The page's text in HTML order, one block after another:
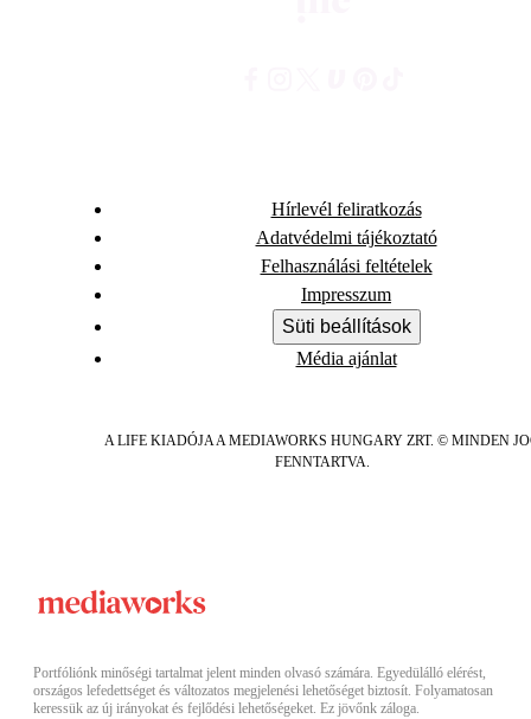
Hírlevél feliratkozás
Adatvédelmi tájékoztató
Felhasználási feltételek
Impresszum
Süti beállítások
Média ajánlat
A LIFE KIADÓJA A MEDIAWORKS HUNGARY ZRT. © MINDEN
FENNTARTVA.
Portfóliónk minőségi tartalmat jelent minden olvasó számára. Egyedülálló elérést,
országos lefedettséget és változatos megjelenési lehetőséget biztosít. Folyamatosan
keressük az új irányokat és fejlődési lehetőségeket. Ez jövőnk záloga.